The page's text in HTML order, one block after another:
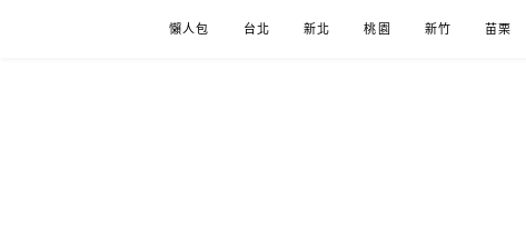
懶人包 台北 新北 桃園 新竹 苗栗